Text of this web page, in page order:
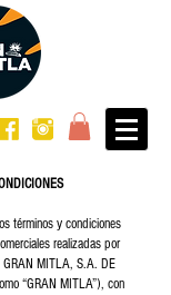
términos y condiciones
realizadas por
GRAN MITLA, S.A. DE
“GRAN MITLA”), con